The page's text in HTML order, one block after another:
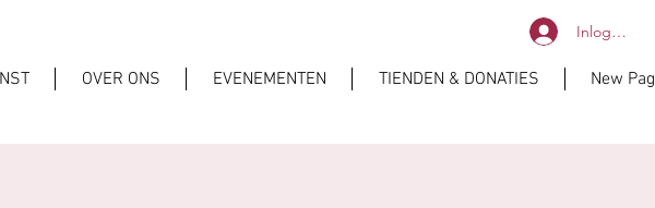
Inloggen
OVER ONS EVENEMENTEN TIENDEN & DONATIES New